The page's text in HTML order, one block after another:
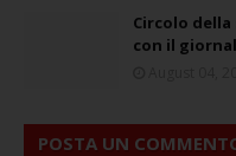
Circolo
con il
POSTA UN